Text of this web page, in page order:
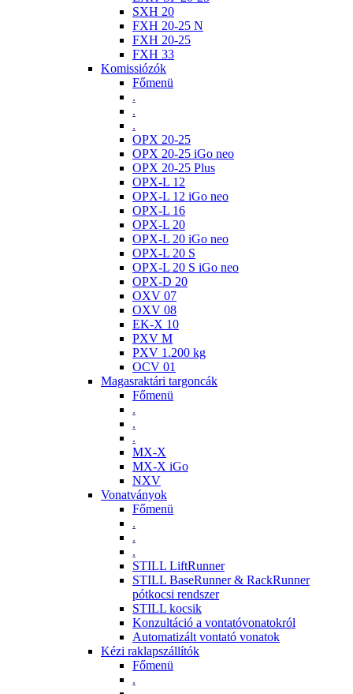
SXH 20
FXH 20-25 N
FXH 20-25
FXH 33
Komissiózók
Főmenü
.
.
.
OPX 20-25
OPX 20-25 iGo neo
OPX 20-25 Plus
OPX-L 12
OPX-L 12 iGo neo
OPX-L 16
OPX-L 20
OPX-L 20 iGo neo
OPX-L 20 S
OPX-L 20 S iGo neo
OPX-D 20
OXV 07
OXV 08
EK-X 10
PXV M
PXV 1.200 kg
OCV 01
Magasraktári targoncák
Főmenü
.
.
.
MX-X
MX-X iGo
NXV
Vonatványok
Főmenü
.
.
.
STILL LiftRunner
STILL BaseRunner & RackRunner
pótkocsi rendszer
STILL kocsik
Konzultáció a vontatóvonatokról
Automatizált vontató vonatok
Kézi raklapszállítók
Főmenü
.